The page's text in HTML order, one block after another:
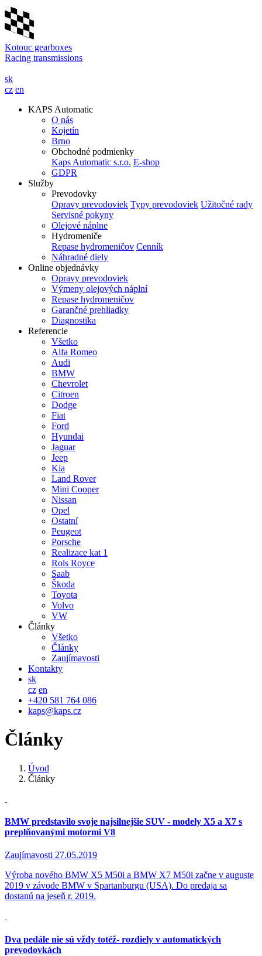
Kotouc gearboxes
Racing transmissions
sk
cz en
KAPS Automatic
O nás
Kojetín
Brno
Obchodné podmienky
Kaps Automatic s.r.o. E-shop
GDPR
Služby
Prevodovky
Opravy prevodoviek Typy prevodoviek Užitočné rady
Servisné pokyny
Olejové náplne
Hydromeniče
Repase hydromeničov Cenník
Náhradné diely
Online objednávky
Opravy prevodoviek
Výmeny olejových náplní
Repase hydromeničov
Garančné prehliadky
Diagnostika
Referencie
Všetko
Alfa Romeo
Audi
BMW
Chevrolet
Citroen
Dodge
Fiat
Ford
Hyundai
Jaguar
Jeep
Kia
Land Rover
Mini Cooper
Nissan
Opel
Ostatní
Peugeot
Porsche
Realizace kat 1
Rols Royce
Saab
Škoda
Toyota
Volvo
VW
Články
Všetko
Články
Zaujímavosti
Kontakty
sk
cz en
+420 581 764 086
kaps@kaps.cz
Články
Úvod
Články
BMW predstavilo svoje najsilnejšie SUV - modely X5 a X7 s
preplňovanými motormi V8
Zaujímavosti 27.05.2019
Výroba nového BMW X5 M50i a BMW X7 M50i začne v auguste
2019 v závode BMW v Spartanburgu (USA). Do predaja sa
dostanú na jeseň r. 2019.
Dva pedále nie sú vždy totéž- rozdiely v automatických
prevodovkách